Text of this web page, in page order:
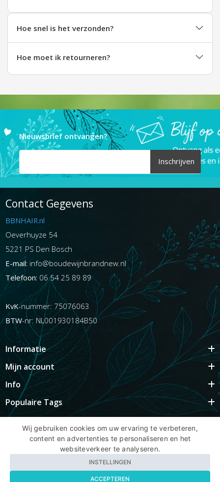
Hoe snel is het verzonden?
Hoe moet ik retourneren?
Nieuwsbrief ontvangen?
Inschrijven
Contact Gegevens
BBNHAIR.nl
Oeverhuyze 54
5221 PS Den Bosch
E-mail: info@boudewijnbrandnew.nl
Telefoon: 06 54 25 89 89
KvK-nummer: 75076063
BTW-nr: NL001930184B50
Informatie
Mijn account
Info
Populaire Tags
Copyright BBNhair.nl
Wij gebruiken cookies om uw ervaring te verbeteren,
content en advertenties te personaliseren en het
websiteverkeer te analyseren.
INSTELLINGEN
ACCEPTEREN